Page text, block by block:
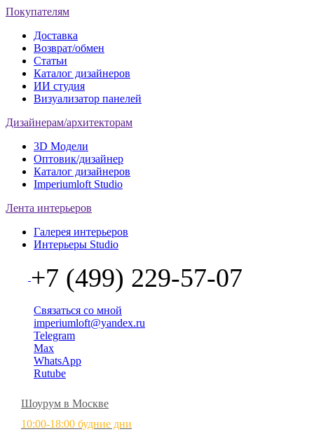
Покупателям
Доставка
Возврат/обмен
Статьи
Каталог дизайнеров
ИИ студия
Визуализатор панелей
Дизайнерам/архитекторам
3D Модели
Оптовик/дизайнер
Каталог дизайнеров
Imperiumloft Studio
Лента интерьеров
Галерея интерьеров
Интерьеры Studio
+7 (499) 229-57-07
Связаться со мной
imperiumloft@yandex.ru
Telegram
Max
WhatsApp
Rutube
Шоурум в Москве
10:00-18:00 будние дни